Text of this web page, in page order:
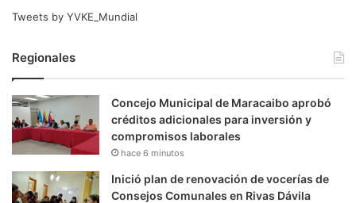
Tweets by YVKE_Mundial
Regionales
Concejo Municipal de Maracaibo aprobó
créditos adicionales para inversión y
compromisos laborales
hace 6 minutos
Inició plan de renovación de vocerías de
Consejos Comunales en Rivas Dávila